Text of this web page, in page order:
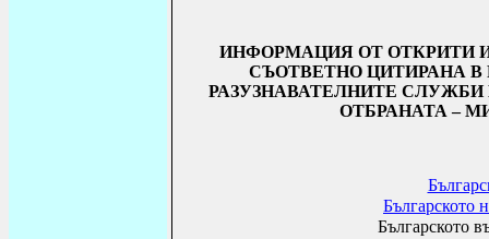
ИНФОРМАЦИЯ ОТ ОТКРИТИ
СЪОТВЕТНО ЦИТИРАНА В
РАЗУЗНАВАТЕЛНИТЕ
ОТБРАНАТА –
Българското
Българското